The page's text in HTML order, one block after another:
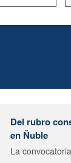
Del rubro
en Ñuble
La